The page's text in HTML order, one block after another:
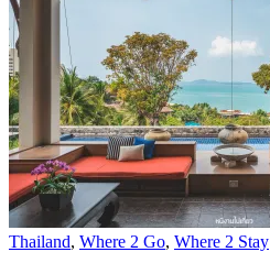
Thailand, Where 2 Go, Where 2 Stay